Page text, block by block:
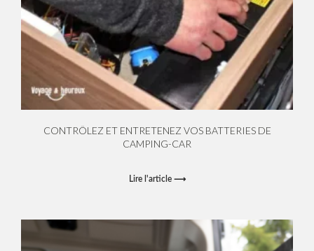
CONTRÔLEZ ET ENTRETENEZ VOS BATTERIES DE
CAMPING-CAR
Lire l'article ⟶